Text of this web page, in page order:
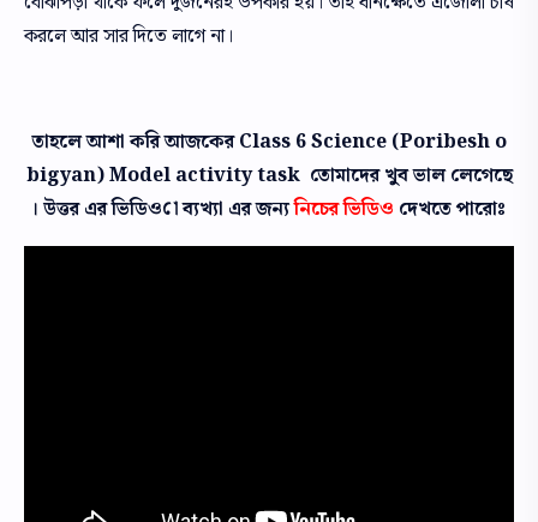
করলে আর সার দিতে লাগে না।
তাহলে আশা করি আজকের Class 6 Science (Poribesh o
bigyan) Model activity task তোমাদের খুব ভাল লেগেছে
। উত্তর এর ভিডিও ো ব্যখ্যা এর জন্যনিচের ভিডিও দেখতে পারোঃ